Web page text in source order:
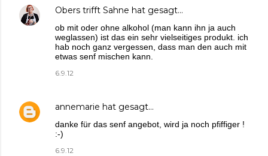
Obers trifft Sahne hat gesagt…
ob mit oder ohne alkohol (man kann ihn ja auch
weglassen) ist das ein sehr vielseitiges produkt. ich
hab noch ganz vergessen, dass man den auch mit
etwas senf mischen kann.
6.9.12
annemarie hat gesagt…
danke für das senf angebot, wird ja noch pfiffiger !
:-)
6.9.12